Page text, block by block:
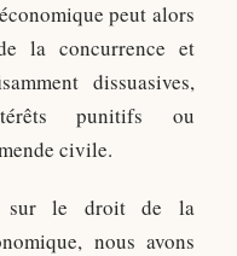
peut alors
la concurrence et
dissuasives,
punitifs ou
civile.
sur le droit de la
nous avons